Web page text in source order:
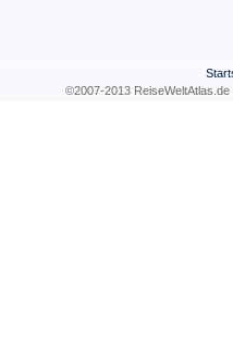
©2007-2013